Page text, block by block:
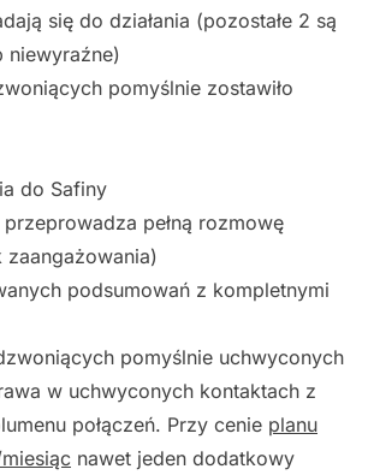
się do działania (pozostałe 2 są
niewyraźne)
pomyślnie zostawiło
do Safiny
pełną rozmowę
podsumowań z kompletnymi
pomyślnie uchwyconych
w uchwyconych kontaktach z
połączeń. Przy cenie planu
nawet jeden dodatkowy